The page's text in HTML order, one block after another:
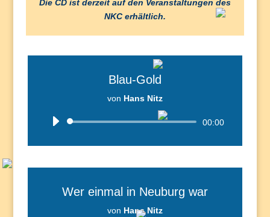
Die CD ist derzeit auf den Veranstaltungen des
NKC erhältlich.
Blau-Gold
von Hans Nitz
Audio-
00:00
Wer einmal in Neuburg war
von Hans Nitz